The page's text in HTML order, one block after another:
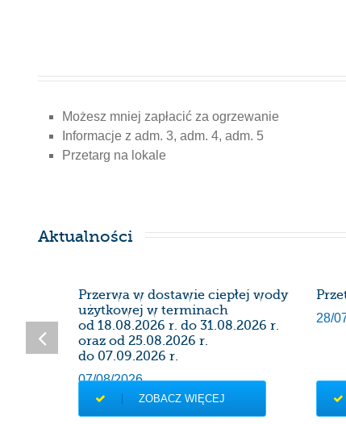
Możesz mniej zapłacić za ogrzewanie
Informacje z adm. 3, adm. 4, adm. 5
Przetarg na lokale
Aktualności
Przerwa w dostawie ciepłej wody
użytkowej w terminach
od 18.08.2026 r. do 31.08.2026 r.
oraz od 25.08.2026 r.
do 07.09.2026 r.
07/08/2026
ZOBACZ WIĘCEJ
28/